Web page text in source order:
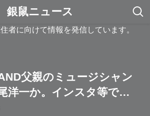
銀鼠ニュース
者に向けて情報を発信しています。
父親のミュージシャン
洋一か。インスタ等で…